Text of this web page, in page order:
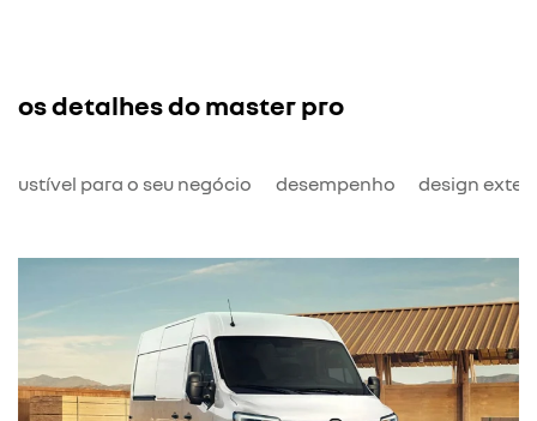
os detalhes do master pro
para o seu negócio desempenho design